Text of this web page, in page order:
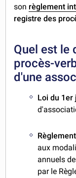
son règlement
registre des
Quel est le
procès-
d'une
Loi du 1er
aux
annuels
par le